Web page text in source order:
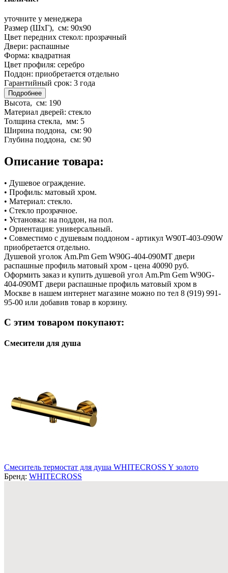
уточните у менеджера
Размер (ШхГ), см: 90х90
Цвет передних стекол: прозрачный
Двери: распашные
Форма: квадратная
Цвет профиля: серебро
Поддон: приобретается отдельно
Гарантийный срок: 3 года
Подробнее
Высота, см: 190
Материал дверей: стекло
Толщина стекла, мм: 5
Ширина поддона, см: 90
Глубина поддона, см: 90
Описание товара:
• Душевое ограждение.
• Профиль: матовый хром.
• Материал: стекло.
• Стекло прозрачное.
• Установка: на поддон, на пол.
• Ориентация: универсальный.
• Совместимо с душевым поддоном - артикул W90T-403-090W
приобретается отдельно.
Душевой уголок Am.Pm Gem W90G-404-090MT двери
распашные профиль матовый хром - цена 40090 руб.
Оформить заказ и купить душевой угол Am.Pm Gem W90G-
404-090MT двери распашные профиль матовый хром в
Москве в нашем интернет магазине можно по тел 8 (919) 991-
95-00 или добавив товар в корзину.
С этим товаром покупают:
Смесители для душа
Смеситель термостат для душа WHITECROSS Y золото
Бренд: WHITECROSS